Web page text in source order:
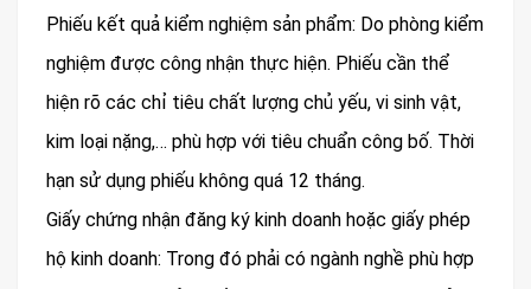
Phiếu kết quả kiểm nghiệm sản phẩm: Do phòng kiểm
nghiệm được công nhận thực hiện. Phiếu cần thể
hiện rõ các chỉ tiêu chất lượng chủ yếu, vi sinh vật,
kim loại nặng,… phù hợp với tiêu chuẩn công bố. Thời
hạn sử dụng phiếu không quá 12 tháng.
Giấy chứng nhận đăng ký kinh doanh hoặc giấy phép
hộ kinh doanh: Trong đó phải có ngành nghề phù hợp